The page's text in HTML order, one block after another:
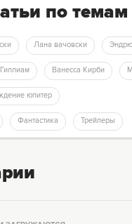
по темам
Лана вачовски
Гиллиам Ванесса Кирби
юпитер
Фантастика Трейлеры